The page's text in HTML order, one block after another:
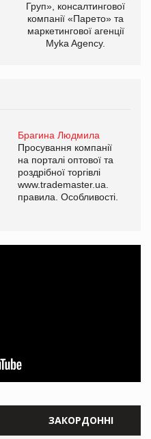
Груп», консалтингової
компанії «Парето» та
маркетингової агенції
Myka Agency.
Брагина Людмила
Просування компанії
на порталі оптової та
роздрібної торгівлі
www.trademaster.ua.
правила. Особливості.
ЗАКОРДОННІ